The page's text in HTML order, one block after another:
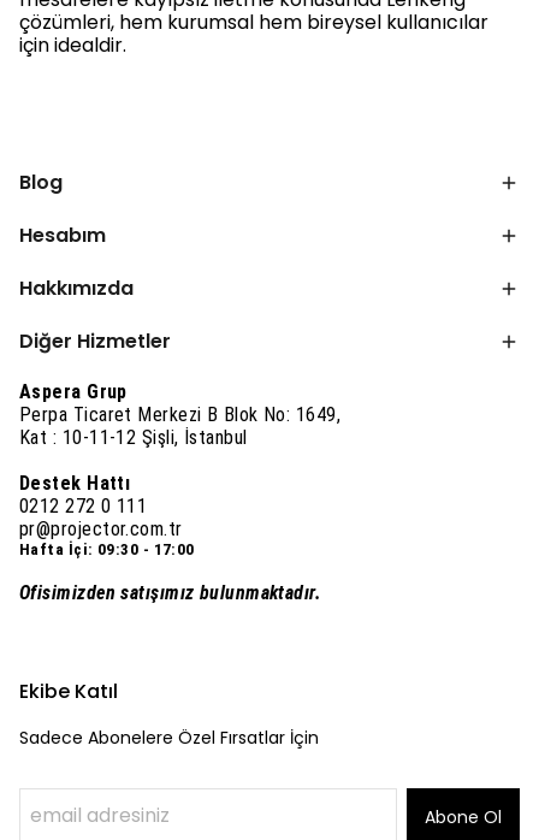
çözümleri, hem kurumsal hem bireysel kullanıcılar
için idealdir.
Blog
Hesabım
Hakkımızda
Diğer Hizmetler
Aspera Grup
Perpa Ticaret Merkezi B Blok No: 1649,
Kat : 10-11-12 Şişli, İstanbul
Destek Hattı
0212 272 0 111
pr@projector.com.tr
Hafta İçi: 09:30 - 17:00
Ofisimizden satışımız bulunmaktadır.
Ekibe Katıl
Sadece Abonelere Özel Fırsatlar İçin
Abone Ol